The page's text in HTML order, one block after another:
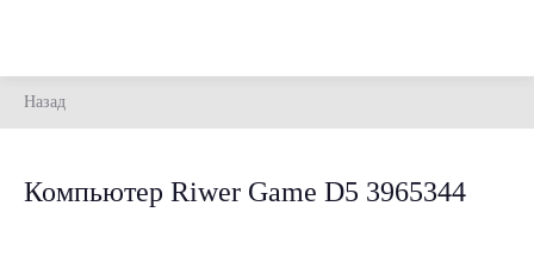
Назад
Компьютер Riwer Game D5 3965344